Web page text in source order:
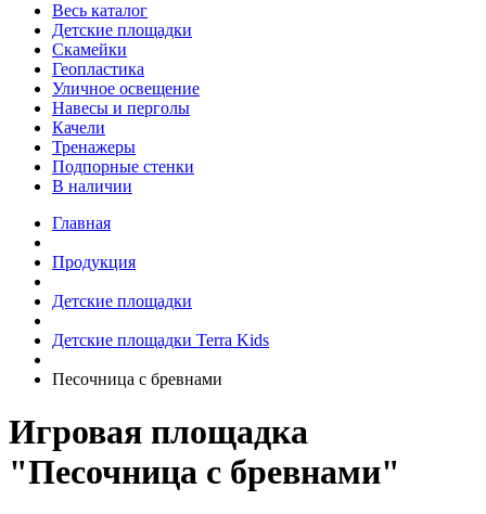
Весь каталог
Детские площадки
Скамейки
Геопластика
Уличное освещение
Навесы и перголы
Качели
Тренажеры
Подпорные стенки
В наличии
Главная
Продукция
Детские площадки
Детские площадки Terra Kids
Песочница с бревнами
Игровая площадка
"Песочница с бревнами"